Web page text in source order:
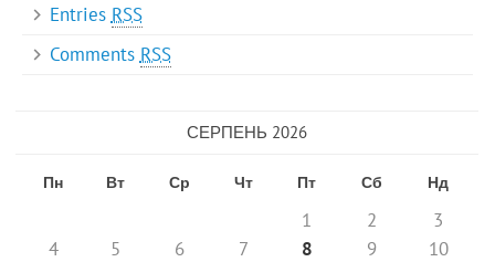
Entries RSS
Comments RSS
СЕРПЕНЬ 2026
Пн Вт Ср Чт Пт Сб Нд
1 2
3
4
5 6 7 8 9
10